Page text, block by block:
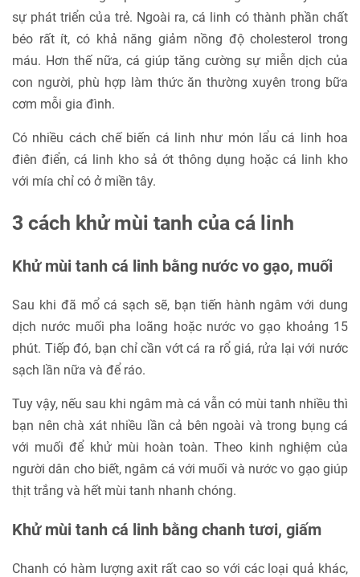
sự phát triển của trẻ. Ngoài ra, cá linh có thành phần chất
béo rất ít, có khả năng giảm nồng độ cholesterol trong
máu. Hơn thế nữa, cá giúp tăng cường sự miễn dịch của
con người, phù hợp làm thức ăn thường xuyên trong bữa
cơm mỗi gia đình.
Có nhiều cách chế biến cá linh như món lẩu cá linh hoa
điên điển, cá linh kho sả ớt thông dụng hoặc cá linh kho
với mía chỉ có ở miền tây.
3 cách khử mùi tanh của cá linh
Khử mùi tanh cá linh bằng nước vo gạo, muối
Sau khi đã mổ cá sạch sẽ, bạn tiến hành ngâm với dung
dịch nước muối pha loãng hoặc nước vo gạo khoảng 15
phút. Tiếp đó, bạn chỉ cần vớt cá ra rổ giá, rửa lại với nước
sạch lần nữa và để ráo.
Tuy vậy, nếu sau khi ngâm mà cá vẫn có mùi tanh nhiều thì
bạn nên chà xát nhiều lần cả bên ngoài và trong bụng cá
với muối để khử mùi hoàn toàn. Theo kinh nghiệm của
người dân cho biết, ngâm cá với muối và nước vo gạo giúp
thịt trắng và hết mùi tanh nhanh chóng.
Khử mùi tanh cá linh bằng chanh tươi, giấm
Chanh có hàm lượng axit rất cao so với các loại quả khác,